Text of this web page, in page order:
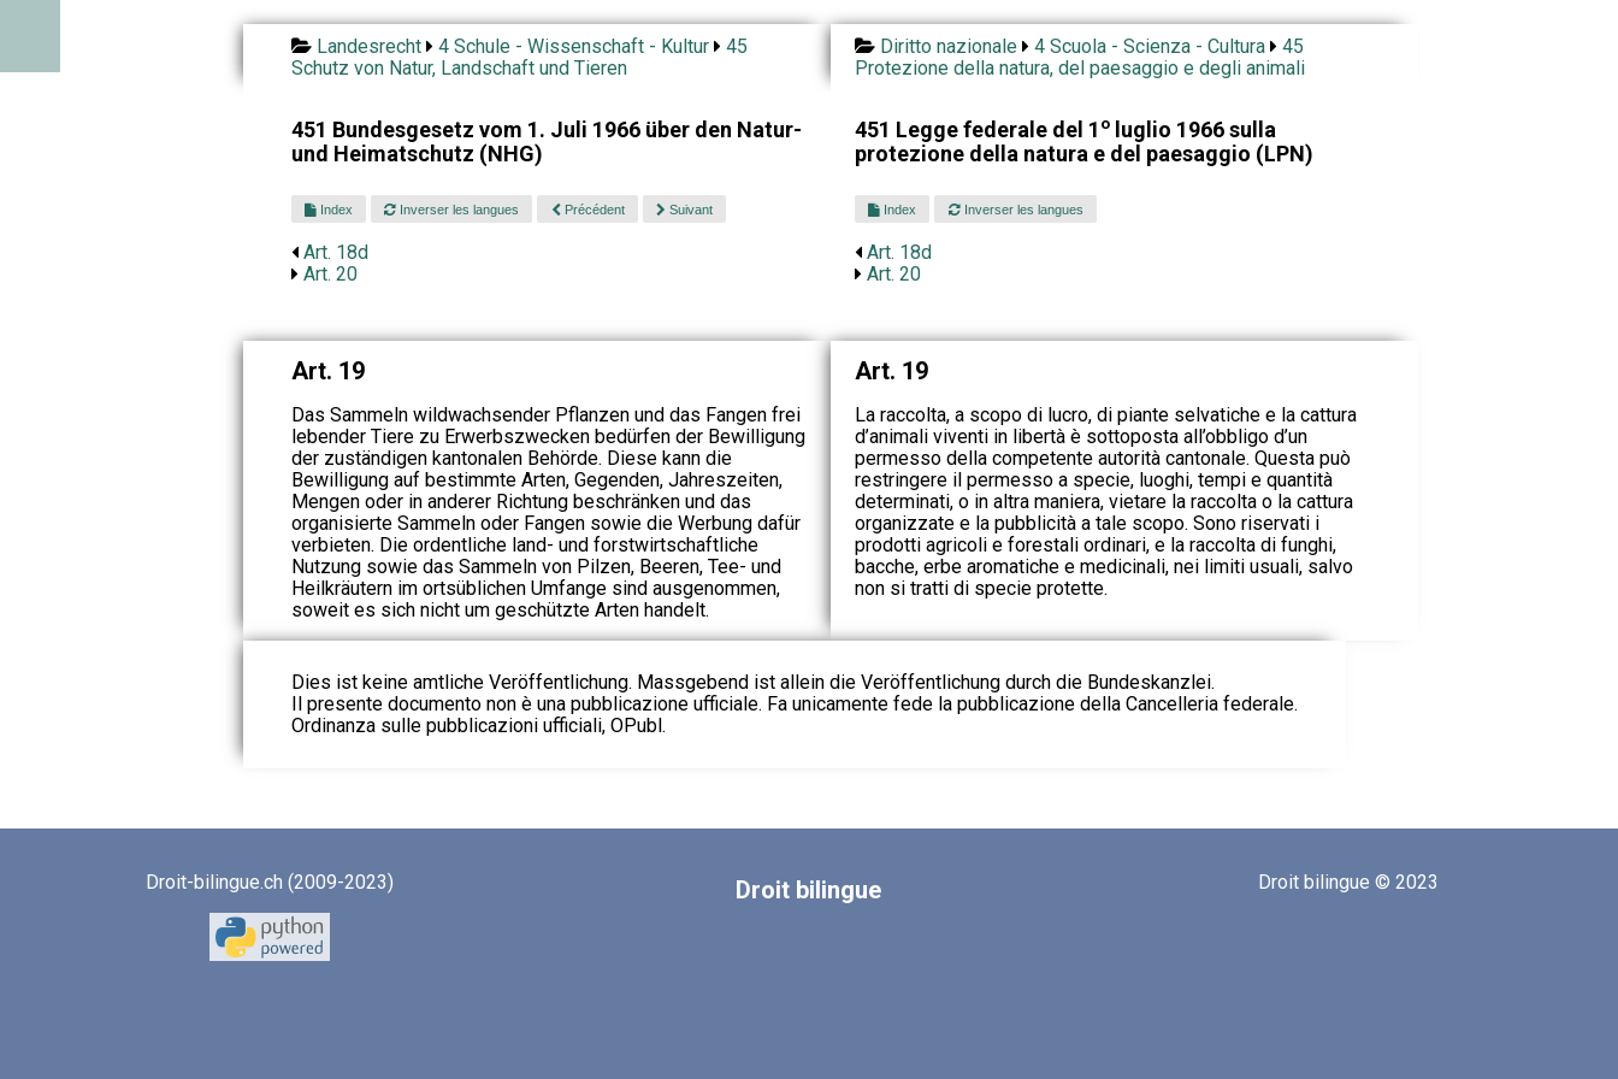
Landesrecht 4 Schule - Wissenschaft - Kultur
45
Schutz von Natur, Landschaft und Tieren
Diritto nazionale 4 Scuola - Scienza - Cultura
45
Protezione della natura, del paesaggio e degli animali
451 Bundesgesetz vom 1. Juli 1966 über den Natur-
und Heimatschutz (NHG)
451 Legge federale del 1 oluglio 1966 sulla
protezione della natura e del paesaggio (LPN)
Index Inverser les langues Précédent Suivant
Art. 18d
Art. 20
Index Inverser les langues
Art. 18d
Art. 20
Art. 19
Das Sammeln wildwachsender Pflanzen und das Fangen frei
lebender Tiere zu Erwerbszwecken bedürfen der Bewilligung
der zuständigen kantonalen Behörde. Diese kann die
Bewilligung auf bestimmte Arten, Gegenden, Jahreszeiten,
Mengen oder in anderer Richtung beschränken und das
organisierte Sammeln oder Fangen sowie die Werbung dafür
verbieten. Die ordentliche land- und forstwirtschaftliche
Nutzung sowie das Sammeln von Pilzen, Beeren, Tee- und
Heilkräutern im ortsüblichen Umfange sind ausgenommen,
soweit es sich nicht um geschützte Arten handelt.
Art. 19
La raccolta, a scopo di lucro, di piante selvatiche e la cattura
d’animali viventi in libertà è sottoposta all’obbligo d’un
permesso della competente autorità cantonale. Questa può
restringere il permesso a specie, luoghi, tempi e quantità
determinati, o in altra maniera, vietare la raccolta o la cattura
organizzate e la pubblicità a tale scopo. Sono riservati i
prodotti agricoli e forestali ordinari, e la raccolta di funghi,
bacche, erbe aromatiche e medicinali, nei limiti usuali, salvo
non si tratti di specie protette.
Dies ist keine amtliche Veröffentlichung. Massgebend ist allein die Veröffentlichung durch die Bundeskanzlei.
Il presente documento non è una pubblicazione ufficiale. Fa unicamente fede la pubblicazione della Cancelleria federale.
Ordinanza sulle pubblicazioni ufficiali, OPubl.
Droit-bilingue.ch (2009-2023) Droit bilingue Droit bilingue © 2023